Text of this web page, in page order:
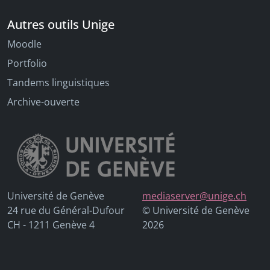
Costa, Mallory Schaub Geley, Bétrancourt
Mireille, Barbara Class, Sophie Huber, Roger
Autres outils Unige
Moodle
Portfolio
Tandems linguistiques
Archive-ouverte
Université de Genève
24 rue du Général-Dufour
CH - 1211 Genève 4
mediaserver@unige.ch
© Université de Genève
2026